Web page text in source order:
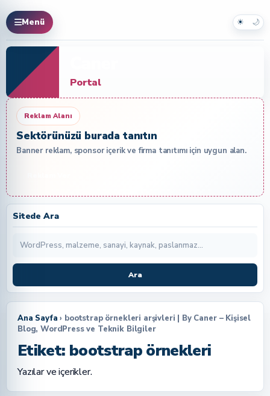
Menü ☀ 🌙
Portal
Reklam Alanı
Sektörünüzü burada tanıtın
Banner reklam, sponsor içerik ve firma tanıtımı için uygun alan.
Sitede Ara
Ara
Ana Sayfa › bootstrap örnekleri arşivleri | By Caner – Kişisel
Blog, WordPress ve Teknik Bilgiler
Etiket: bootstrap örnekleri
Yazılar ve içerikler.